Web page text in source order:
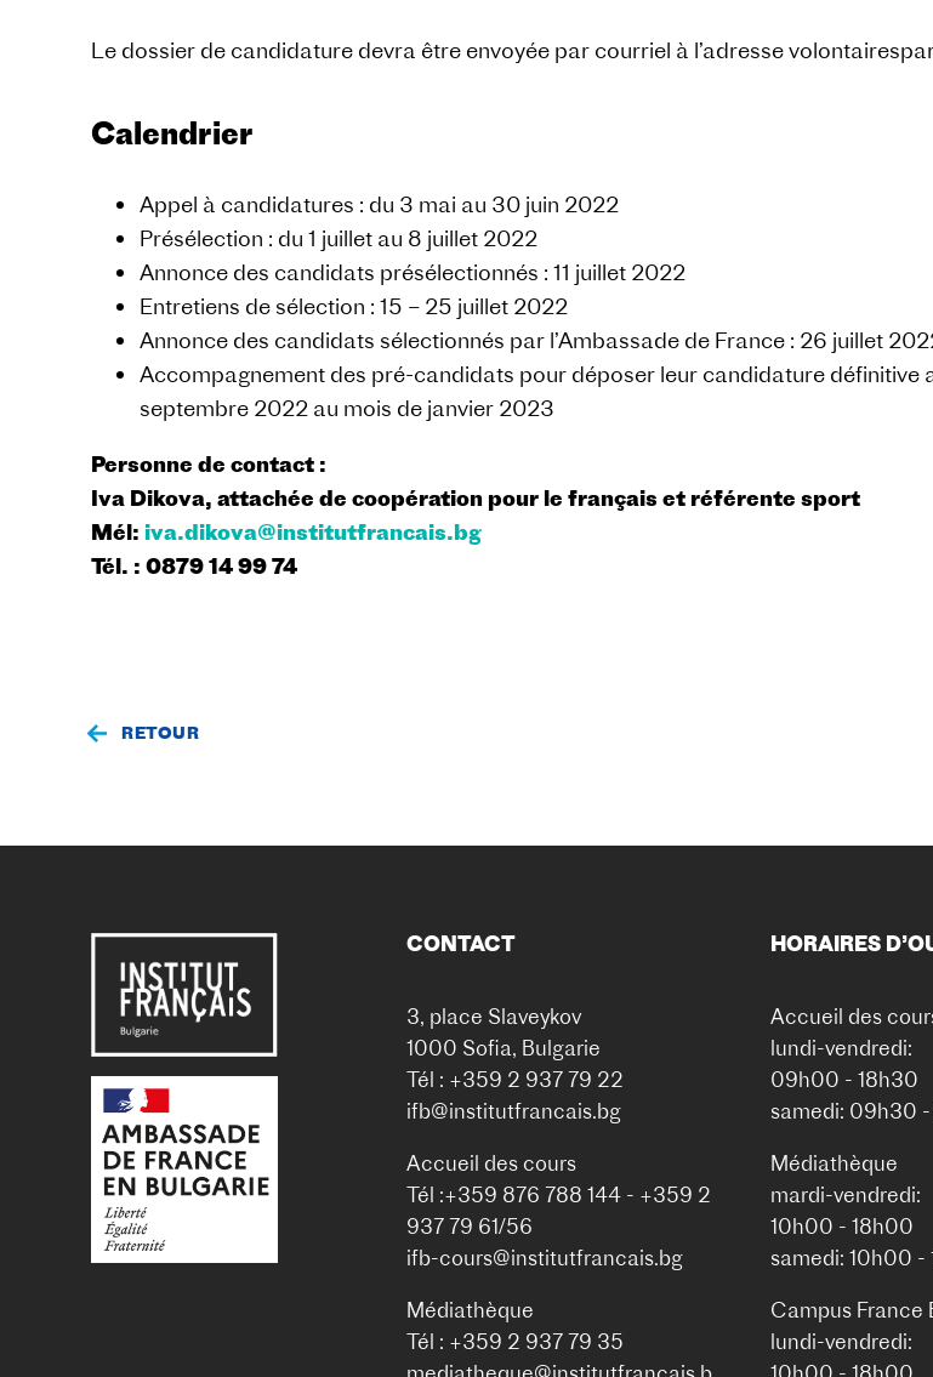
Le dossier de candidature devra être envoyée par courriel à l’adresse
Calendrier
Appel à candidatures : du 3 mai au 30 juin 2022
Présélection : du 1 juillet au 8 juillet 2022
Annonce des candidats présélectionnés : 11 juillet 2022
Entretiens de sélection : 15 – 25 juillet 2022
Annonce des candidats sélectionnés par l’Ambassade de France : 26 juillet
Accompagnement des pré-candidats pour déposer leur candidature
septembre 2022 au mois de janvier 2023
Personne de contact :
Iva Dikova, attachée de coopération pour le français et référente sport
Mél: iva.dikova@institutfrancais.bg
Tél. : 0879 14 99 74
RETOUR
CONTACT
3, place Slaveykov
1000 Sofia, Bulgarie
Tél : +359 2 937 79 22
ifb@institutfrancais.bg
Accueil des cours
Tél :+359 876 788 144 - +359 2
937 79 61/56
ifb-cours@institutfrancais.bg
Médiathèque
Tél : +359 2 937 79 35
HORAIRES
Accueil des
lundi-vendredi:
09h00 - 18h30
samedi: 09h30
Médiathèque
mardi-vendredi:
10h00 - 18h00
samedi: 10h00 -
Campus France
lundi-vendredi: